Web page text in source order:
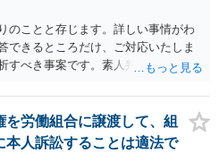
のことと存じます。詳しい事情がわ
できるところだけ、ご対応いたしま
すべき事案です。素人判断は大いに
も有効です。就業規則の変更では変
契約法１０条但書）は、労働者の同
意がいるとされる場合も十分にあり
労働組合に譲渡して、組
本人訴訟することは適法で